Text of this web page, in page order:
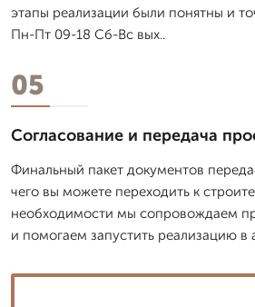
этапы реализации были понятны и
Пн-Пт 09-18 Сб-Вс вых..
05
Согласование и передача
Финальный пакет документов
чего вы можете переходить к
необходимости мы сопровождаем
и помогаем запустить реализацию в